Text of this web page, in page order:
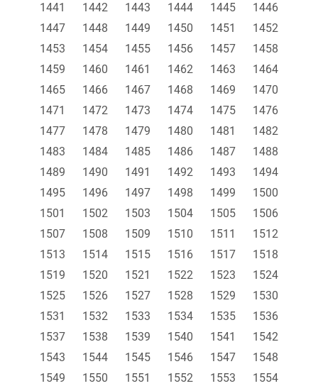
1441
1442 1443 1444 1445
1446
1447
1448 1449 1450 1451
1452
1453
1454 1455 1456 1457
1458
1459
1460 1461 1462 1463
1464
1465
1466 1467 1468 1469
1470
1471
1472 1473 1474 1475
1476
1477
1478 1479 1480 1481
1482
1483
1484 1485 1486 1487
1488
1489
1490 1491 1492 1493
1494
1495
1496 1497 1498 1499
1500
1501
1502 1503 1504 1505
1506
1507
1508 1509 1510 1511
1512
1513
1514 1515 1516 1517
1518
1519
1520 1521 1522 1523
1524
1525
1526 1527 1528 1529
1530
1531
1532 1533 1534 1535
1536
1537
1538 1539 1540 1541
1542
1543
1544 1545 1546 1547
1548
1549
1550 1551 1552 1553
1554